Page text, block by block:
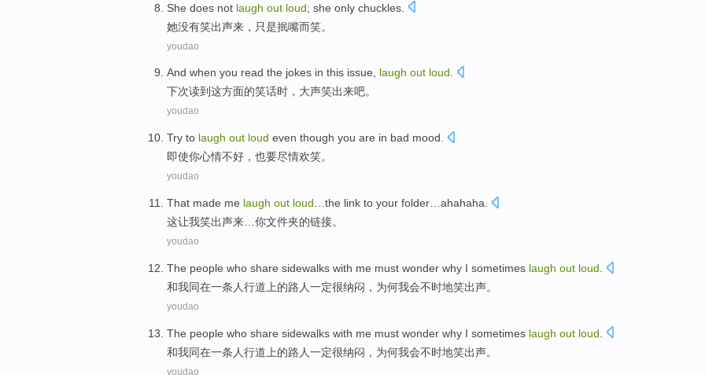
She does not laugh out loud; she only chuckles
她没有笑出声来， 只是抿嘴而笑。
youdao
And when you read the jokes in this issue, laugh out loud.
下次读到这方面的笑话时，大声笑出来吧。
youdao
Try to laugh out loud even though you are in bad mood
即使你心情不好 ，也要尽情欢笑。
youdao
That made me laugh out loud …the link to your folder …ahahaha.
这让我笑出声来 你文件夹的链接。
youdao
The people who share sidewalks with me must wonder why I sometimes laugh out loud
和我同在一条 人行道 上的路人一定很纳闷 ， 为何我会不时地笑出声。
youdao
The people who share sidewalks with me must wonder why I sometimes laugh out loud
和我同在一条 人行道 上的路人一定很纳闷 ， 为何我会不时地笑出声。
youdao